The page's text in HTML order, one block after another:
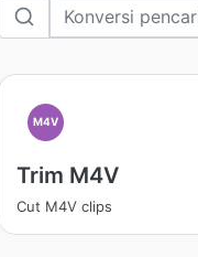
M4V
Trim M4V
Cut M4V clips